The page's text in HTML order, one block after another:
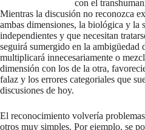
con el
Mientras la discusión no reconozca
ambas dimensiones, la biológica y la
independientes y que necesitan
seguirá sumergido en la ambigüedad
multiplicará innecesariamente o
dimensión con los de la otra,
falaz y los errores categoriales que
discusiones de hoy.
El reconocimiento volvería
otros muy simples. Por ejemplo, se